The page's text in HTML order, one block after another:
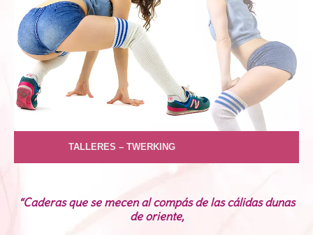
TALLERES – TWERKING
“Caderas que se mecen al compás de las cálidas dunas
de oriente,